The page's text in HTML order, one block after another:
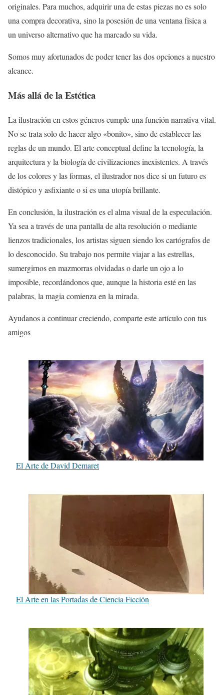
originales. Para muchos, adquirir una de estas piezas no es solo
una compra decorativa, sino la posesión de una ventana física a
un universo alternativo que ha marcado su vida.
Somos muy afortunados de poder tener las dos opciones a nuestro
alcance.
Más allá de la Estética
La ilustración en estos géneros cumple una función narrativa vital.
No se trata solo de hacer algo «bonito», sino de establecer las
reglas de un mundo. El arte conceptual define la tecnología, la
arquitectura y la biología de civilizaciones inexistentes. A través
de los colores y las formas, el ilustrador nos dice si un futuro es
distópico y asfixiante o si es una utopía brillante.
En conclusión, la ilustración es el alma visual de la especulación.
Ya sea a través de una pantalla de alta resolución o mediante
lienzos tradicionales, los artistas siguen siendo los cartógrafos de
lo desconocido. Su trabajo nos permite viajar a las estrellas,
sumergirnos en mazmorras olvidadas o darle un ojo a lo
imposible, recordándonos que, aunque la historia esté en las
palabras, la magia comienza en la mirada.
Ayudanos a continuar creciendo, comparte este artículo con tus
amigos
El Arte de David Demaret
El Arte en las Portadas de Ciencia Ficción